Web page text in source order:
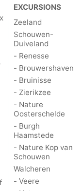
EXCURSIONS
Zeeland
Schouwen-
Duiveland
- Renesse
- Brouwershaven
- Bruinisse
- Zierikzee
- Nature
Oosterschelde
- Burgh
Haamstede
- Nature Kop van
Schouwen
Walcheren
- Veere